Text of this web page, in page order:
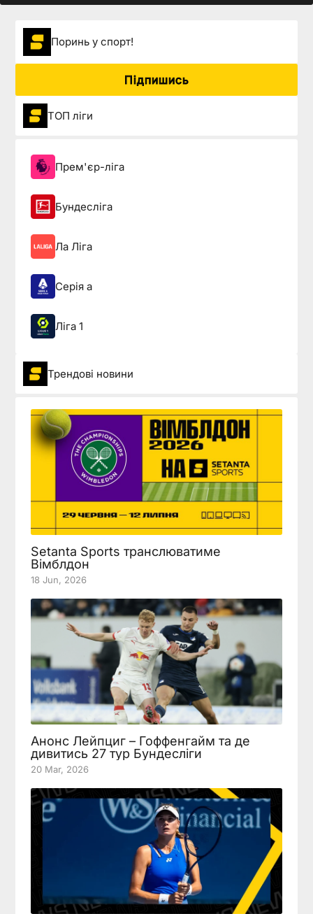
Поринь у спорт!
Підпишись
ТОП ліги
Прем'єр-ліга
Бундесліга
Ла Ліга
Серія а
Ліга 1
Трендові новини
Setanta Sports транслюватиме
Вімблдон
18 Jun, 2026
Анонс Лейпциг – Гоффенгайм та де
дивитись 27 тур Бундесліги
20 Mar, 2026